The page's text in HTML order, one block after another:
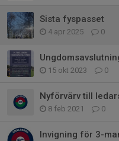
Sista fyspasset
4 apr 2025 0
15 okt 2023 0
Nyförvärv till
8 feb 2021 0
Invigning för 3-